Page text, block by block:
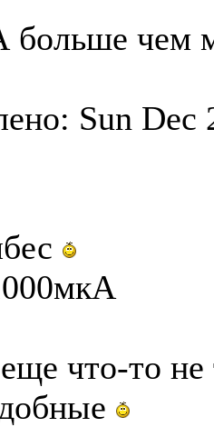
больше чем
Sun Dec
что-то не